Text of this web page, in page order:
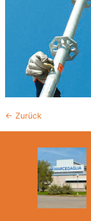
← Zurück